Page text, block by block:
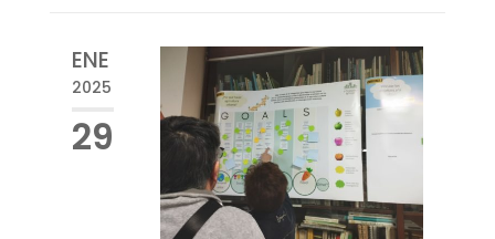
ENE
2025
29